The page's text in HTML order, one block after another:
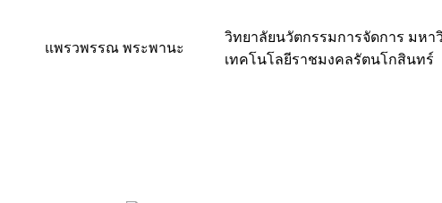
แพรวพรรณ พระพานะ
วิทยาลัยนวัตกรรมการจัดการ มหา
เทคโนโลยีราชมงคลรัตนโกสินทร์